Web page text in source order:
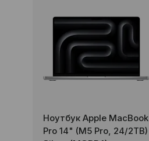
Ноутбук Apple MacBook
Pro 14" (M5 Pro, 24/2TB)